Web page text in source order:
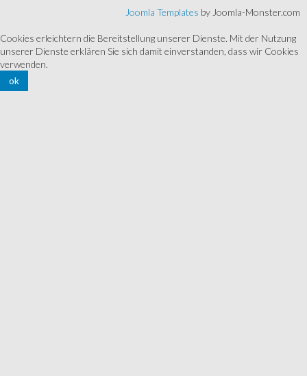
Joomla Templates by Joomla-Monster.com
Cookies erleichtern die Bereitstellung unserer Dienste. Mit der Nutzung
unserer Dienste erklären Sie sich damit einverstanden, dass wir Cookies
verwenden.
ok